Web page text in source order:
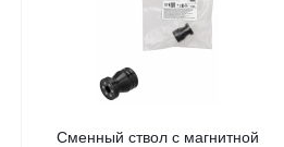
Сменный ствол с магнитной